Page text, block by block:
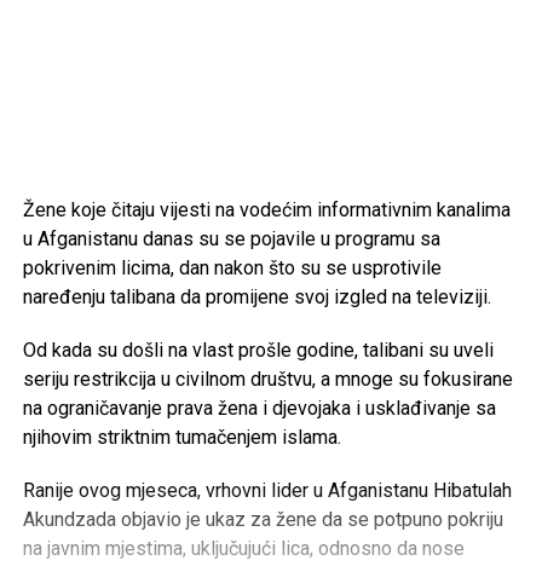
Žene koje čitaju vijesti na vodećim informativnim kanalima
u Afganistanu danas su se pojavile u programu sa
pokrivenim licima, dan nakon što su se usprotivile
naređenju talibana da promijene svoj izgled na televiziji.
Od kada su došli na vlast prošle godine, talibani su uveli
seriju restrikcija u civilnom društvu, a mnoge su fokusirane
na ograničavanje prava žena i djevojaka i usklađivanje sa
njihovim striktnim tumačenjem islama.
Ranije ovog mjeseca, vrhovni lider u Afganistanu Hibatulah
Akundzada objavio je ukaz za žene da se potpuno pokriju
na javnim mjestima, uključujući lica, odnosno da nose